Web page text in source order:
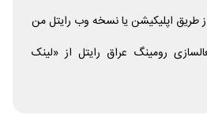
طریق اپلیکیشن یا نسخه وب رایتل من
رومینگ عراق رایتل از «لینک